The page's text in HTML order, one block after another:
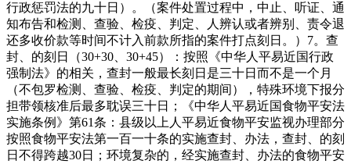
行政惩罚法的九十日）。（案件处置过程中，中止、听证、通
知布告和检测、查验、检疫、判定、人辨认或者辨别、责令退
还多收价款等时间不计入前款所指的案件打点刻日。）7。查
封、的刻日（30+30、30+45）：按照《中华人平易近国行政
强制法》的相关，查封一般最长刻日是三十日而不是一个月
（不包罗检测、查验、检疫、判定的期间），特殊环境下报分
担带领核准后最多耽误三十日；《中华人平易近国食物平安法
实施条例》第61条：县级以上人平易近食物平安监视办理部分
按照食物平安法第一百一十条的实施查封、办法，查封、的刻
日不得跨越30日；环境复杂的，经实施查封、办法的食物平安